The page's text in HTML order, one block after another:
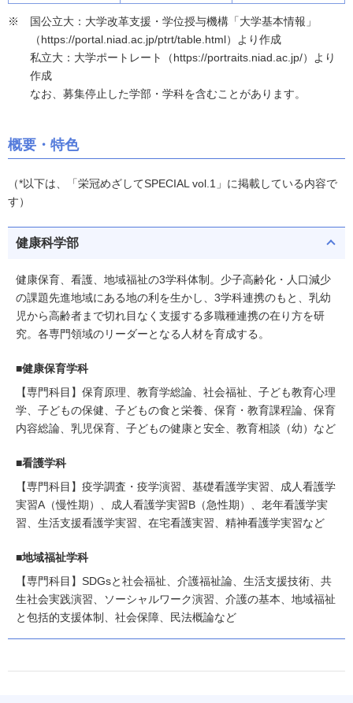
国公立大：大学改革支援・学位授与機構「大学基本情報」
（https://portal.niad.ac.jp/ptrt/table.html）より作成
私立大：大学ポートレート（https://portraits.niad.ac.jp/）より
作成
なお、募集停止した学部・学科を含むことがあります。
概要・特色
（*以下は、「栄冠めざしてSPECIAL vol.1」に掲載している内容で
す）
健康科学部
健康保育、看護、地域福祉の3学科体制。少子高齢化・人口減少
の課題先進地域にある地の利を生かし、3学科連携のもと、乳幼
児から高齢者まで切れ目なく支援する多職種連携の在り方を研
究。各専門領域のリーダーとなる人材を育成する。
■健康保育学科
【専門科目】保育原理、教育学総論、社会福祉、子ども教育心理
学、子どもの保健、子どもの食と栄養、保育・教育課程論、保育
内容総論、乳児保育、子どもの健康と安全、教育相談（幼）など
■看護学科
【専門科目】疫学調査・疫学演習、基礎看護学実習、成人看護学
実習A（慢性期）、成人看護学実習B（急性期）、老年看護学実
習、生活支援看護学実習、在宅看護実習、精神看護学実習など
■地域福祉学科
【専門科目】SDGsと社会福祉、介護福祉論、生活支援技術、共
生社会実践演習、ソーシャルワーク演習、介護の基本、地域福祉
と包括的支援体制、社会保障、民法概論など